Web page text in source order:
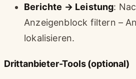
Berichte → Leistung:
Anzeigenblock filtern –
lokalisieren.
Drittanbieter-Tools (optional)